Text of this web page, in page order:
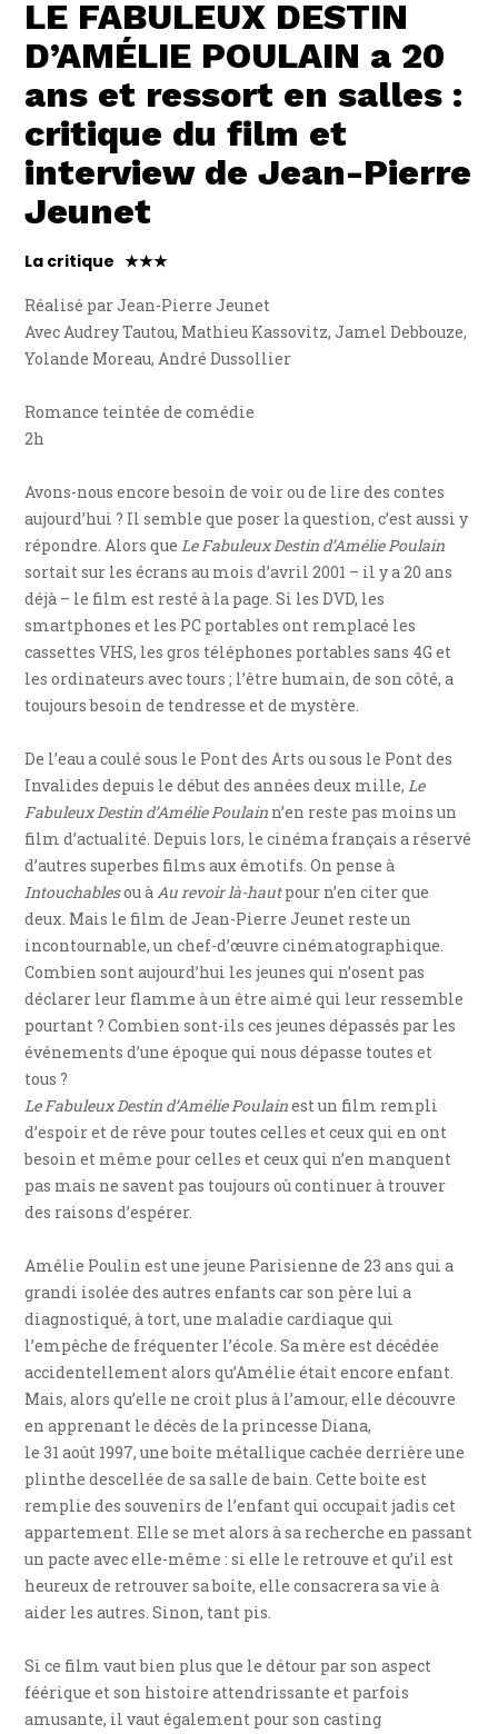
LE FABULEUX DESTIN
D’AMÉLIE POULAIN a 20
ans et ressort en salles :
critique du film et
interview de Jean-Pierre
Jeunet
La critique ★★★
Réalisé par Jean-Pierre Jeunet
Avec Audrey Tautou, Mathieu Kassovitz, Jamel Debbouze,
Yolande Moreau, André Dussollier
Romance teintée de comédie
2h
Avons-nous encore besoin de voir ou de lire des contes
aujourd’hui ? Il semble que poser la question, c’est aussi y
répondre. Alors queLe Fabuleux Destin d’Amélie Poulain
sortait sur les écrans au mois d’avril 2001 – il y a 20 ans
déjà – le film est resté à la page. Si les DVD, les
smartphones et les PC portables ont remplacé les
cassettes VHS, les gros téléphones portables sans 4G et
les ordinateurs avec tours ; l’être humain, de son côté, a
toujours besoin de tendresse et de mystère.
De l’eau a coulé sous le Pont des Arts ou sous le Pont des
Invalides depuis le début des années deux mille,Le
Fabuleux Destin d’Amélie Poulain n’en reste pas moins un
film d’actualité. Depuis lors, le cinéma français a réservé
d’autres superbes films aux émotifs. On pense à
Intouchablesou àAu revoir là-hautpour n’en citer que
deux. Mais le film de Jean-Pierre Jeunet reste un
incontournable, un chef-d’œuvre cinématographique.
Combien sont aujourd’hui les jeunes qui n’osent pas
déclarer leur flamme à un être aimé qui leur ressemble
pourtant ? Combien sont-ils ces jeunes dépassés par les
événements d’une époque qui nous dépasse toutes et
tous ?
Le Fabuleux Destin d’Amélie Poulainest un film rempli
d’espoir et de rêve pour toutes celles et ceux qui en ont
besoin et même pour celles et ceux qui n’en manquent
pas mais ne savent pas toujours où continuer à trouver
des raisons d’espérer.
Amélie Poulin est une jeune Parisienne de 23 ans qui a
grandi isolée des autres enfants car son père lui a
diagnostiqué, à tort, une maladie cardiaque qui
l’empêche de fréquenter l’école. Sa mère est décédée
accidentellement alors qu’Amélie était encore enfant.
Mais, alors qu’elle ne croit plus à l’amour, elle découvre
en apprenant le décès de la princesse Diana,
le 31 août 1997, une boite métallique cachée derrière une
plinthe descellée de sa salle de bain. Cette boite est
remplie des souvenirs de l’enfant qui occupait jadis cet
appartement. Elle se met alors à sa recherche en passant
un pacte avec elle-même : si elle le retrouve et qu’il est
heureux de retrouver sa boite, elle consacrera sa vie à
aider les autres. Sinon, tant pis.
Si ce film vaut bien plus que le détour par son aspect
féérique et son histoire attendrissante et parfois
amusante, il vaut également pour son casting